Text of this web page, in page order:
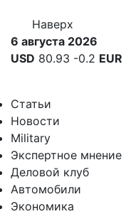
Наверх
6 августа 2026
USD 80.93 -0.2 EUR
Статьи
Новости
Military
Экспертное мнение
Деловой клуб
Автомобили
Экономика